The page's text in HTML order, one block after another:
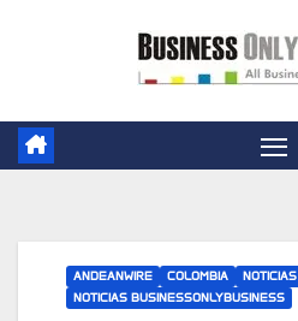
ANDEANWIRE COLOMBIA
NOTICIAS
NOTICIAS BUSINESSONLYBUSINESS